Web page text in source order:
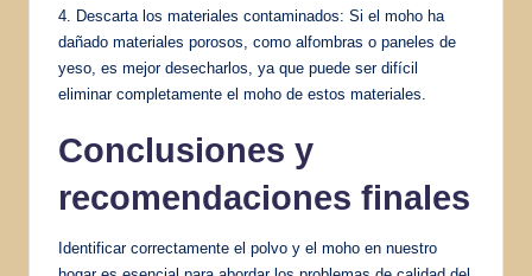
4. Descarta los materiales contaminados: Si el moho ha
dañado materiales porosos, como alfombras o paneles de
yeso, es mejor desecharlos, ya que puede ser difícil
eliminar completamente el moho de estos materiales.
Conclusiones y
recomendaciones finales
Identificar correctamente el polvo y el moho en nuestro